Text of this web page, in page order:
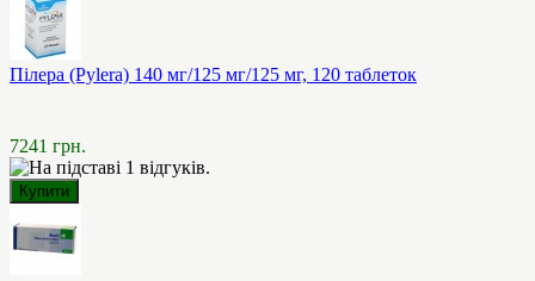
Пілера (Pylera) 140 мг/125 мг/125 мг, 120 таблеток
7241 грн.